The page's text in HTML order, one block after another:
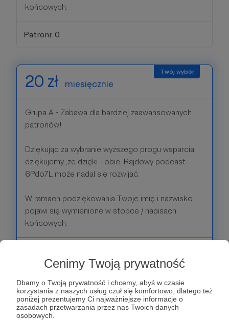
Cenimy Twoją prywatność
Dbamy o Twoją prywatność i chcemy, abyś w czasie
korzystania z naszych usług czuł się komfortowo, dlatego też
poniżej prezentujemy Ci najważniejsze informacje o
zasadach przetwarzania przez nas Twoich danych
osobowych.
końcowych.
Patroni: 0
20 zł miesięcznie
Grupa A - Zabawa dla bardziej zaawansowanych
patronów!
Dziękując za wybranie wyższego progu wsparcia,
dziękujemy ,że dzięki Tobie, Rajdowy podcast
6Pdo7L może nadal się rozwijać.
W ramach podziękowania Twoje imię i nazwisko
pojawi się wymienione w stopce / napisach
końcowych.
50 zł miesięcznie